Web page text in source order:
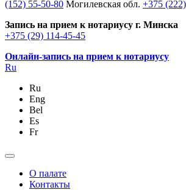
(152) 55-50-80 Могилевская обл. +375
Запись на прием к нотариусу г. Минска
+375 (29) 114-45-45
Онлайн-запись на прием к нотариусу
Ru
Ru
Eng
Bel
Es
Fr
О палате
Контакты